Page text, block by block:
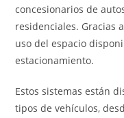
concesionarios de
residenciales. Gracias
uso del espacio
estacionamiento.
Estos sistemas están
tipos de vehículos,